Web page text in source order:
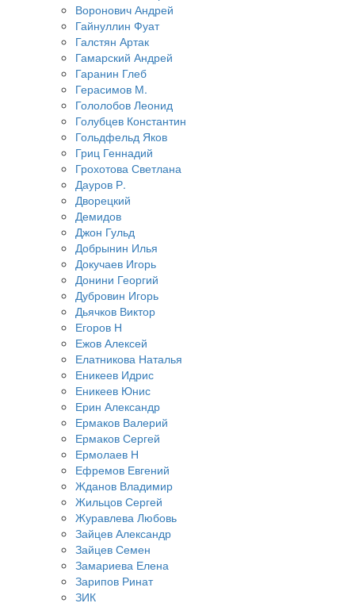
Воронович Андрей
Гайнуллин Фуат
Галстян Артак
Гамарский Андрей
Гаранин Глеб
Герасимов М.
Гололобов Леонид
Голубцев Константин
Гольдфельд Яков
Гриц Геннадий
Грохотова Светлана
Дауров Р.
Дворецкий
Демидов
Джон Гульд
Добрынин Илья
Докучаев Игорь
Донини Георгий
Дубровин Игорь
Дьячков Виктор
Егоров Н
Ежов Алексей
Елатникова Наталья
Еникеев Идрис
Еникеев Юнис
Ерин Александр
Ермаков Валерий
Ермаков Сергей
Ермолаев Н
Ефремов Евгений
Жданов Владимир
Жильцов Сергей
Журавлева Любовь
Зайцев Александр
Зайцев Семен
Замариева Елена
Зарипов Ринат
ЗИК